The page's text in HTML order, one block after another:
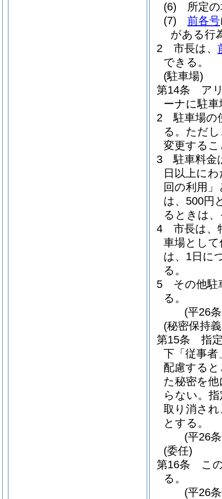
(6)
所定
(7)
前各号
がある行
2
市長は、
できる。
(駐車場)
第14条
ア
ーナに駐
2
駐車場の
る。 ただ
変更する
3
駐車料金
日以上に
回の利用
は、500円
るときは
4
市長は、
車場とし
は、1日に
る。
5
その他駐
る。
(平26
(秘密保持
第15条
指
下「従事
配慮する
た秘密を
らない。 指
取り消さ
とする。
(平26
(委任)
第16条
こ
る。
(平26